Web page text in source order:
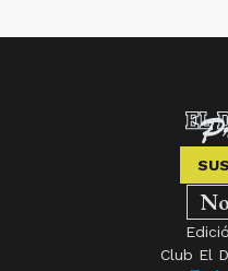
Club El